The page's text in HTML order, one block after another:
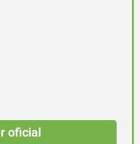
oficial